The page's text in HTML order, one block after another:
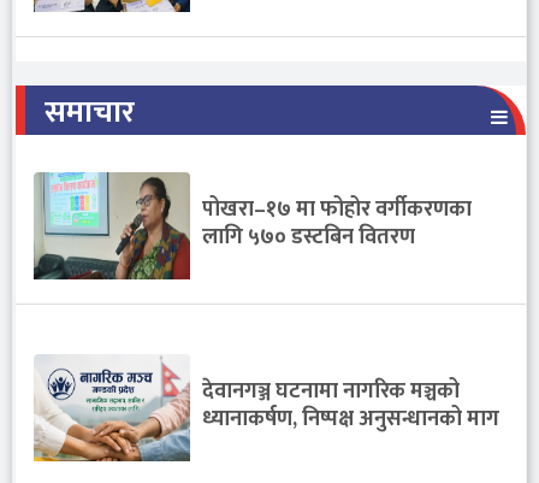
समाचार
पोखरा–१७ मा फोहोर वर्गीकरणका
लागि ५७० डस्टबिन वितरण
देवानगञ्ज घटनामा नागरिक मञ्चको
ध्यानाकर्षण, निष्पक्ष अनुसन्धानको माग